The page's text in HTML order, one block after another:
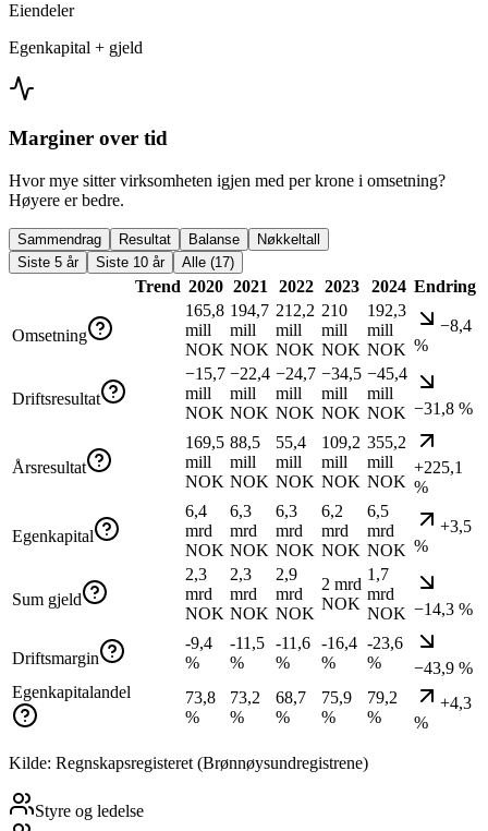
Eiendeler
Egenkapital + gjeld
Marginer over tid
Hvor mye sitter virksomheten igjen med per krone i omsetning?
Høyere er bedre.
Sammendrag Resultat Balanse
Nøkkeltall
Siste 5 år
Siste 10 år Alle (17)
Trend 2020 2021 2022 2023 2024 Endring
Omsetning
165,8
mill
NOK
194,7
mill
NOK
212,2
mill
NOK
210
mill
NOK
192,3
mill
NOK
−8,4
%
Driftsresultat
−15,7
mill
NOK
−22,4
mill
NOK
−24,7
mill
NOK
−34,5
mill
NOK
−45,4
mill
NOK −31,8 %
Årsresultat
169,5
mill
NOK
88,5
mill
NOK
55,4
mill
NOK
109,2
mill
NOK
355,2
mill
NOK
+225,1
%
Egenkapital
6,4
mrd
NOK
6,3
mrd
NOK
6,3
mrd
NOK
6,2
mrd
NOK
6,5
mrd
NOK
+3,5
%
Sum gjeld
2,3
mrd
NOK
2,3
mrd
NOK
2,9
mrd
NOK
2 mrd
NOK
1,7
mrd
NOK −14,3 %
Driftsmargin
-9,4
%
-11,5
%
-11,6
%
-16,4
%
-23,6
%
−43,9 %
Egenkapitalandel
73,8
%
73,2
%
68,7
%
75,9
%
79,2
%
+4,3
%
Kilde: Regnskapsregisteret (Brønnøysundregistrene)
Styre og ledelse